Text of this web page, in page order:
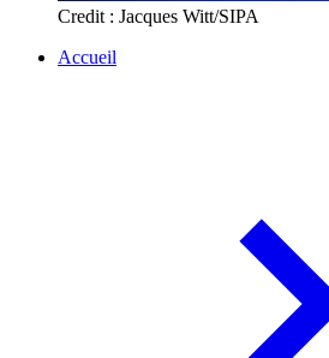
Credit : Jacques Witt/SIPA
Accueil